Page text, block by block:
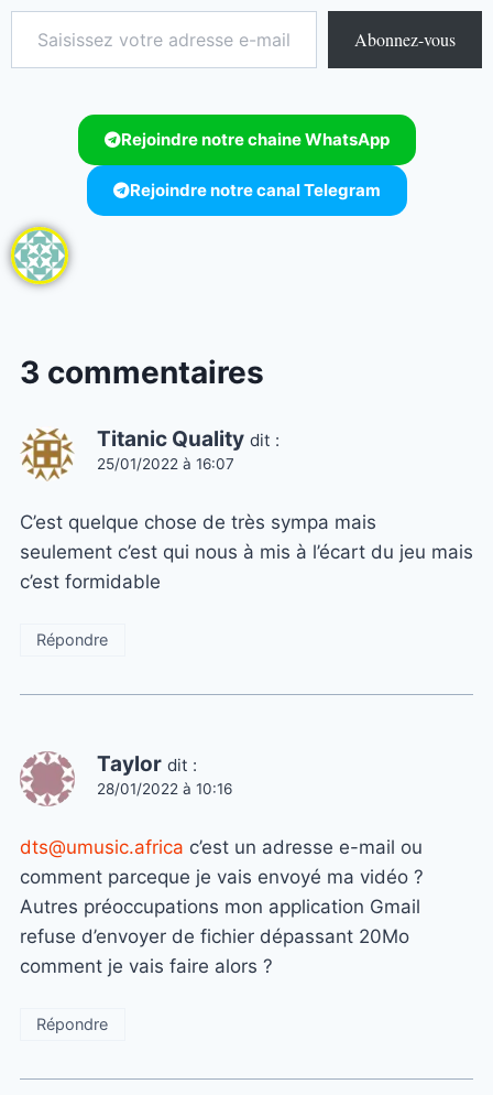
Abonnez-vous
Rejoindre notre chaine WhatsApp
Rejoindre notre canal Telegram
3 commentaires
Titanic Quality dit :
25/01/2022 à 16:07
C’est quelque chose de très sympa mais
seulement c’est qui nous à mis à l’écart du jeu mais
c’est formidable
Répondre
Taylor dit :
28/01/2022 à 10:16
dts@umusic.africa c’est un adresse e-mail ou
comment parceque je vais envoyé ma vidéo ?
Autres préoccupations mon application Gmail
refuse d’envoyer de fichier dépassant 20Mo
comment je vais faire alors ?
Répondre